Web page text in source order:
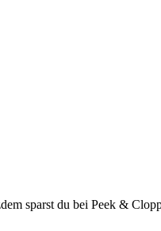
sparst du bei Peek &